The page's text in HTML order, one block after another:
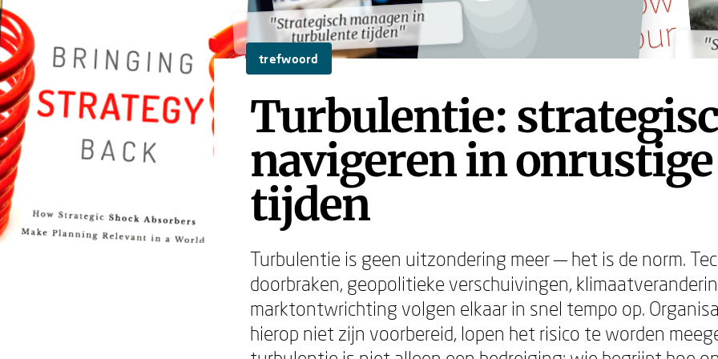
"Strategisch managen in
turbulente tijden"
"Strategisch managen in
turbulente tijden"
trefwoord
Turbulentie:
navigeren in onrustige
tijden
Turbulentie is geen uitzondering meer — het is de norm.
doorbraken, geopolitieke verschuivingen,
marktontwrichting volgen elkaar in snel tempo op.
hierop niet zijn voorbereid, lopen het risico te worden